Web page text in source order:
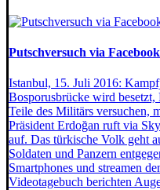
Putschversuch via
Istanbul, 15. Juli 2016:
Bosporusbrücke wird besetzt,
Teile des Militärs versuchen,
Präsident Erdoğan ruft via
auf. Das türkische Volk geht
Soldaten und Panzern
Smartphones und streamen
Videotagebuch berichten